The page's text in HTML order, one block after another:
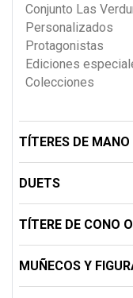
Conjunto Las
Personalizados
Protagonistas
Ediciones
Colecciones
TÍTERES DE MANO
DUETS
TÍTERE DE CONO
MUÑECOS Y